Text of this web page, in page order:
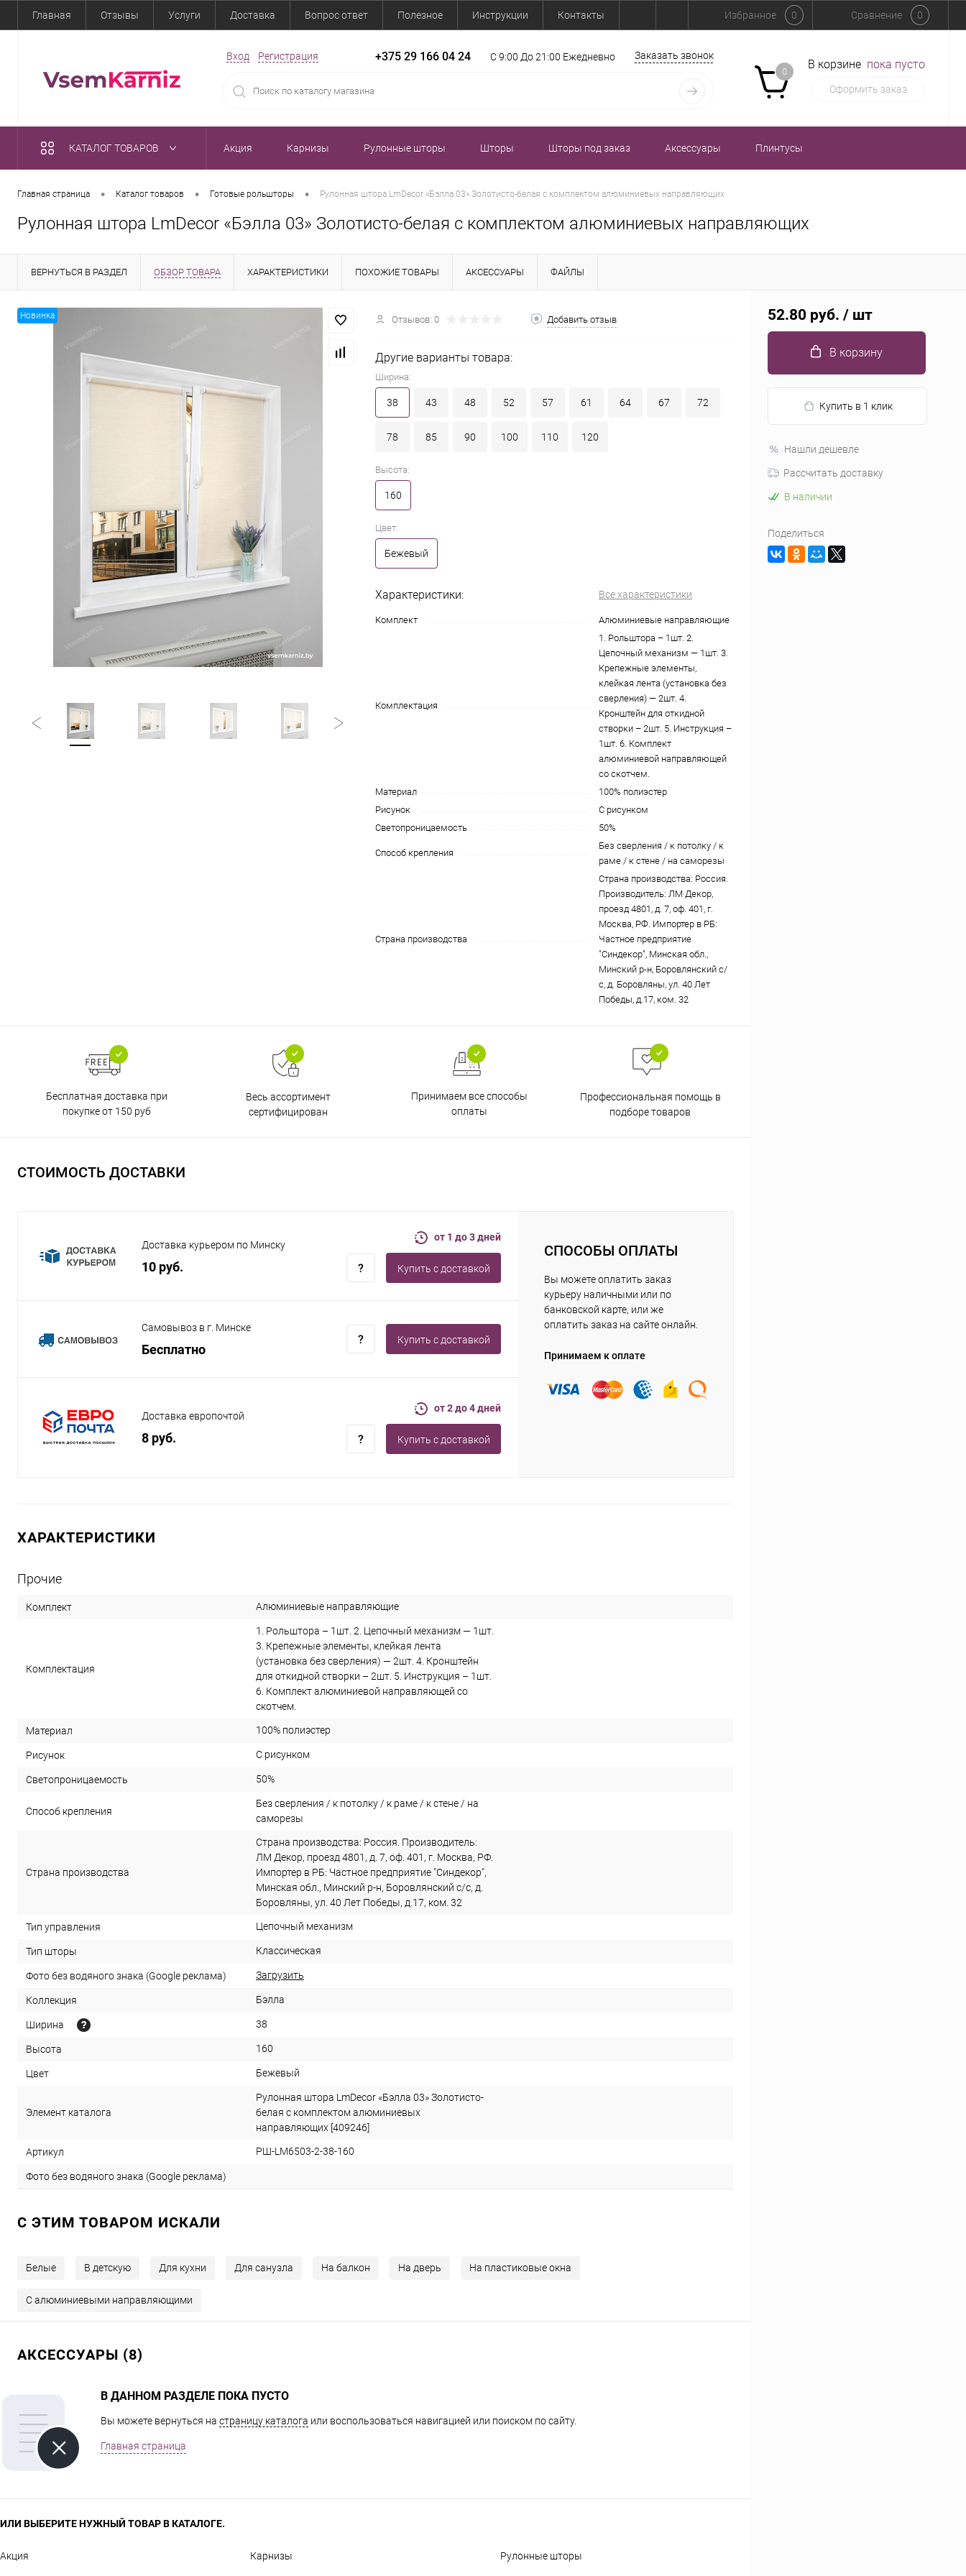
Главная Отзывы Услуги Доставка Вопрос ответ Полезное Инструкции Контакты Избранное 0 Сравнение 0
Вход Регистрация +375 29 166 04 24 С 9:00 До 21:00 Ежедневно Заказать звонок
0
В корзине пока пусто
Оформить заказ
КАТАЛОГ ТОВАРОВ Акция Карнизы Рулонные шторы Шторы Шторы под заказ Аксессуары Плинтусы
Главная страница • Каталог товаров • Готовые рольшторы • Рулонная штора LmDecor «Бэлла 03» Золотисто-белая с комплектом алюминиевых направляющих
Рулонная штора LmDecor «Бэлла 03» Золотисто-белая с комплектом алюминиевых направляющих
ВЕРНУТЬСЯ В РАЗДЕЛ ОБЗОР ТОВАРА ХАРАКТЕРИСТИКИ ПОХОЖИЕ ТОВАРЫ АКСЕССУАРЫ ФАЙЛЫ
Новинка Отзывов: 0 Добавить отзыв
Другие варианты товара:
Ширина:
38 43 48 52 57 61 64 67 72
78 85 90 100 110 120
Высота:
160
Цвет:
Бежевый
Характеристики: Все характеристики
Комплект Алюминиевые направляющие
Комплектация
1. Рольштора – 1шт. 2.
Цепочный механизм — 1шт. 3.
Крепежные элементы,
клейкая лента (установка без
сверления) — 2шт. 4.
Кронштейн для откидной
створки – 2шт. 5. Инструкция –
1шт. 6. Комплект
алюминиевой направляющей
со скотчем.
Материал
100% полиэстер
Рисунок
С рисунком
Светопроницаемость
50%
Способ крепления
Без сверления / к потолку / к
раме / к стене / на саморезы
Страна производства
Страна производства: Россия.
Производитель: ЛМ Декор,
проезд 4801, д. 7, оф. 401, г.
Москва, РФ. Импортер в РБ:
Частное предприятие
"Синдекор", Минская обл.,
Минский р-н, Боровлянский с/
с, д. Боровляны, ул. 40 Лет
Победы, д.17, ком. 32
Бесплатная доставка при
покупке от 150 руб
Весь ассортимент
сертифицирован
Принимаем все способы
оплаты
Профессиональная помощь в
подборе товаров
СТОИМОСТЬ ДОСТАВКИ
Доставка курьером по Минску
10 руб.
от 1 до 3 дней
Купить c доставкой
Самовывоз в г. Минске
Бесплатно
Купить c доставкой
Доставка европочтой
8 руб.
от 2 до 4 дней
Купить c доставкой
СПОСОБЫ ОПЛАТЫ
Вы можете оплатить заказ
курьеру наличными или по
банковской карте, или же
оплатить заказ на сайте онлайн.
Принимаем к оплате
ХАРАКТЕРИСТИКИ
Прочие
Комплект Алюминиевые направляющие
Комплектация
1. Рольштора – 1шт. 2. Цепочный механизм — 1шт.
3. Крепежные элементы, клейкая лента
(установка без сверления) — 2шт. 4. Кронштейн
для откидной створки – 2шт. 5. Инструкция – 1шт.
6. Комплект алюминиевой направляющей со
скотчем.
Материал 100% полиэстер
Рисунок С рисунком
Светопроницаемость 50%
Способ крепления
Без сверления / к потолку / к раме / к стене / на
саморезы
Страна производства
Страна производства: Россия. Производитель:
ЛМ Декор, проезд 4801, д. 7, оф. 401, г. Москва, РФ.
Импортер в РБ: Частное предприятие "Синдекор",
Минская обл., Минский р-н, Боровлянский с/с, д.
Боровляны, ул. 40 Лет Победы, д.17, ком. 32
Тип управления Цепочный механизм
Тип шторы Классическая
Фото без водяного знака (Google реклама) Загрузить
Коллекция Бэлла
Ширина 38
Высота 160
Цвет Бежевый
Элемент каталога
Рулонная штора LmDecor «Бэлла 03» Золотисто-
белая с комплектом алюминиевых
направляющих [409246]
Артикул РШ-LM6503-2-38-160
Фото без водяного знака (Google реклама)
C ЭТИМ ТОВАРОМ ИСКАЛИ
Белые В детскую Для кухни Для санузла На балкон На дверь На пластиковые окна
С алюминиевыми направляющими
АКСЕССУАРЫ (8)
В ДАННОМ РАЗДЕЛЕ ПОКА ПУСТО
Вы можете вернуться на страницу каталога или воспользоваться навигацией или поиском по сайту.
Главная страница
ИЛИ ВЫБЕРИТЕ НУЖНЫЙ ТОВАР В КАТАЛОГЕ.
Акция Карнизы Рулонные шторы
52.80 руб. / шт
В корзину
Купить в 1 клик
Нашли дешевле
Рассчитать доставку
В наличии
Поделиться